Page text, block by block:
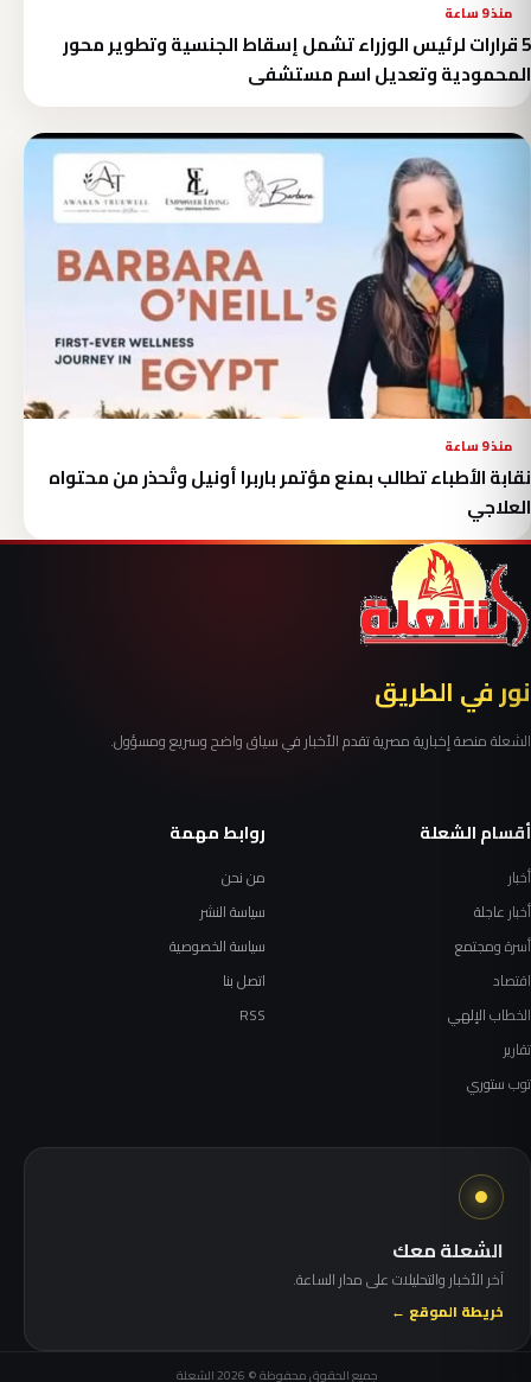
منذ 9 ساعة
5 قرارات لرئيس الوزراء تشمل إسقاط الجنسية وتطوير محور
المحمودية وتعديل اسم مستشفى
منذ 9 ساعة
نقابة الأطباء تطالب بمنع مؤتمر باربرا أونيل وتُحذر من محتواه
العلاجي
نور في الطريق
الشعلة منصة إخبارية مصرية تقدم الأخبار في سياق واضح وسريع ومسؤول.
أقسام الشعلة
أخبار
أخبار عاجلة
أسرة ومجتمع
اقتصاد
الخطاب الإلهي
تقارير
توب ستوري
روابط مهمة
من نحن
سياسة النشر
سياسة الخصوصية
اتصل بنا
RSS
الشعلة معك
آخر الأخبار والتحليلات على مدار الساعة.
خريطة الموقع ←
جميع الحقوق محفوظة © 2026 الشعلة